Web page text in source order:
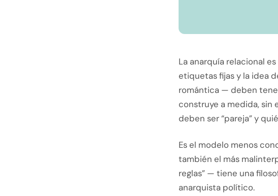
La anarquía relacional
etiquetas fijas y la idea
romántica — deben
construye a medida, sin
deben ser “pareja” y
Es el modelo menos
también el más
reglas” — tiene una
anarquista político.